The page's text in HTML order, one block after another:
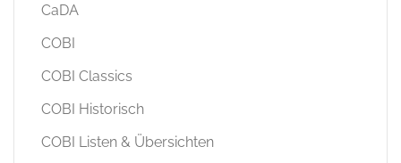
CaDA
COBI
COBI Classics
COBI Historisch
COBI Listen & Übersichten